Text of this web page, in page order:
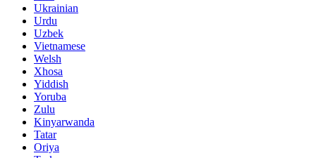
Ukrainian
Urdu
Uzbek
Vietnamese
Welsh
Xhosa
Yiddish
Yoruba
Zulu
Kinyarwanda
Tatar
Oriya